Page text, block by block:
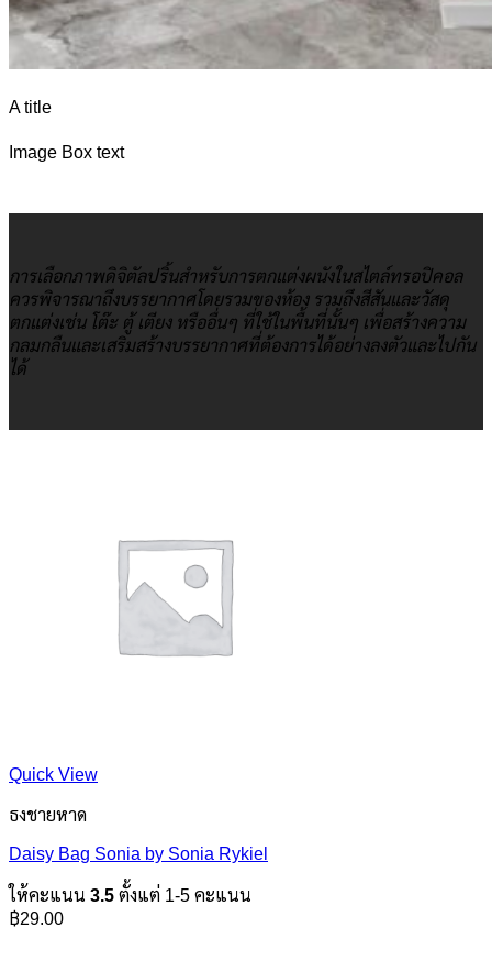
A title
Image Box text
การเลือกภาพดิจิตัลปริ้นสำหรับการตกแต่งผนังในสไตล์ทรอปิคอล
ควรพิจารณาถึงบรรยากาศโดยรวมของห้อง รวมถึงสีสันและวัสดุ
ตกแต่งเช่น โต๊ะ ตู้ เตียง หรืออื่นๆ ที่ใช้ในพื้นที่นั้นๆ เพื่อสร้างความ
กลมกลืนและเสริมสร้างบรรยากาศที่ต้องการได้อย่างลงตัวและไปกัน
ได้
Quick View
ธงชายหาด
Daisy Bag Sonia by Sonia Rykiel
ให้คะแนน 3.5 ตั้งแต่ 1-5 คะแนน
฿29.00